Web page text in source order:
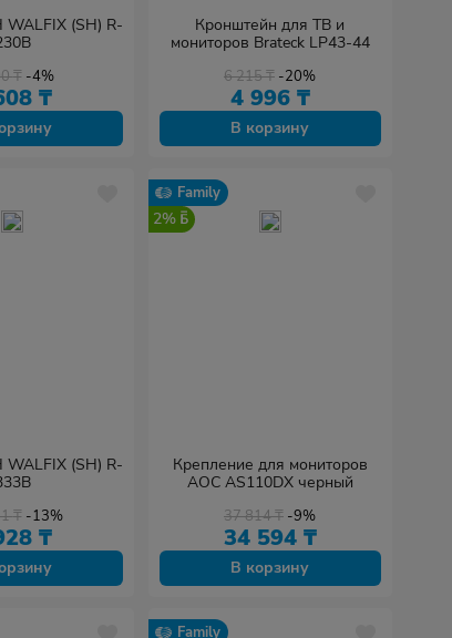
(SH) R-
₸ -4%
₸
Кронштейн для ТВ и
мониторов Brateck LP43-44
6 215₸ -20%
4 996 ₸
В корзину
(SH) R-
₸ -13%
₸
Family
2%
Крепление для мониторов
AOC AS110DX черный
37 814₸ -9%
34 594 ₸
В корзину
Family